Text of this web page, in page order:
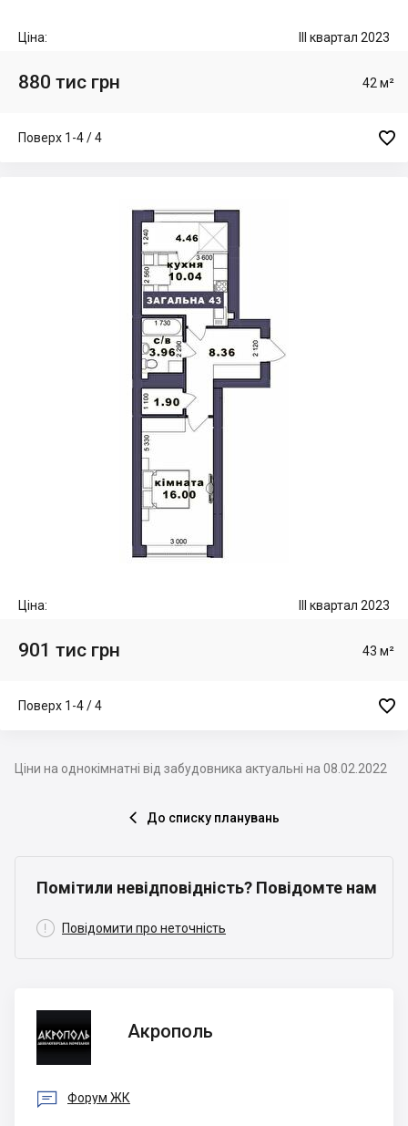
Ціна: III квартал 2023
880 тис грн 42 м²
Поверх 1-4 / 4 
Ціна: III квартал 2023
901 тис грн 43 м²
Поверх 1-4 / 4 
Ціни на однокімнатні від забудовника актуальні на 08.02.2022
 До списку планувань
Помітили невідповідність? Повідомте нам
 Повідомити про неточність
Акрополь
 Форум ЖК